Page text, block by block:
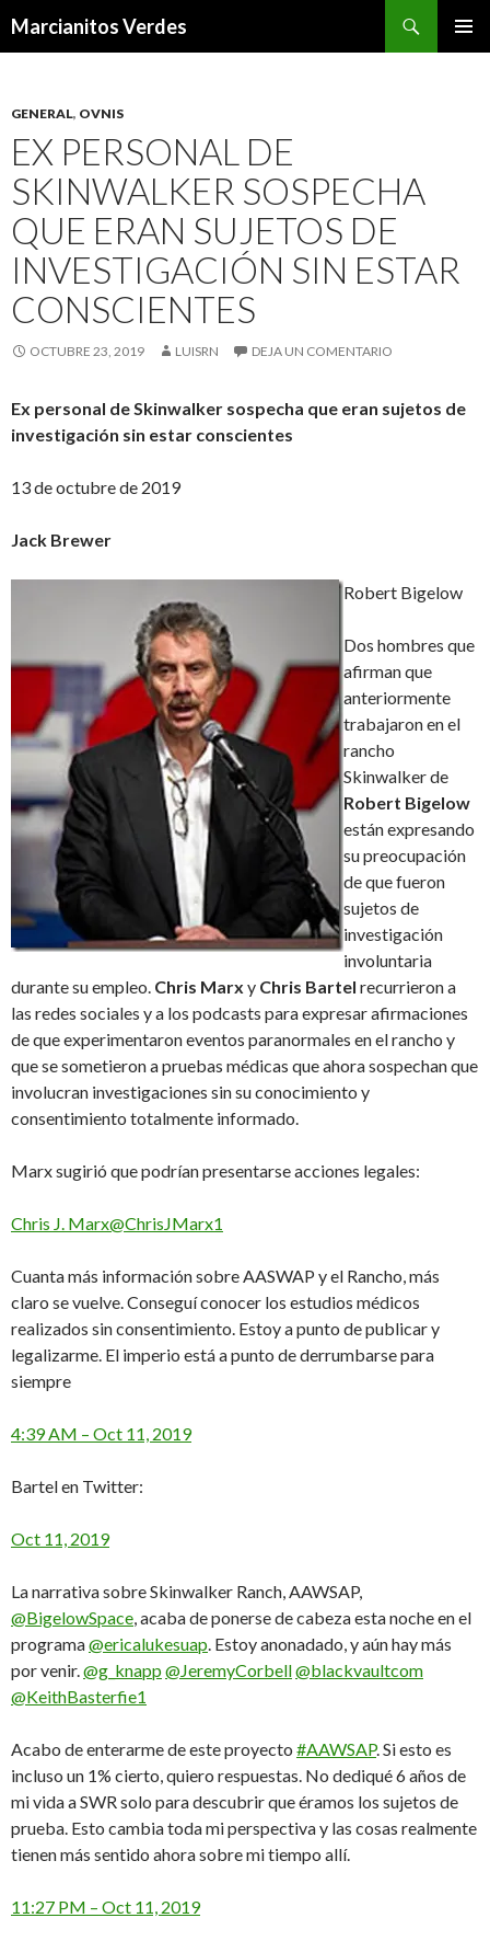
Marcianitos Verdes
GENERAL, OVNIS
EX PERSONAL DE
SKINWALKER SOSPECHA
QUE ERAN SUJETOS DE
INVESTIGACIÓN SIN ESTAR
CONSCIENTES
OCTUBRE 23, 2019 LUISRN DEJA UN COMENTARIO
Ex personal de Skinwalker sospecha que eran sujetos de
investigación sin estar conscientes
13 de octubre de 2019
Jack Brewer
Robert Bigelow
Dos hombres que
afirman que
anteriormente
trabajaron en el
rancho
Skinwalker de
Robert Bigelow
están expresando
su preocupación
de que fueron
sujetos de
investigación
involuntaria
durante su empleo. Chris Marx y Chris Bartel recurrieron a
las redes sociales y a los podcasts para expresar afirmaciones
de que experimentaron eventos paranormales en el rancho y
que se sometieron a pruebas médicas que ahora sospechan que
involucran investigaciones sin su conocimiento y
consentimiento totalmente informado.
Marx sugirió que podrían presentarse acciones legales:
Chris J. Marx@ChrisJMarx1
Cuanta más información sobre AASWAP y el Rancho, más
claro se vuelve. Conseguí conocer los estudios médicos
realizados sin consentimiento. Estoy a punto de publicar y
legalizarme. El imperio está a punto de derrumbarse para
siempre
4:39 AM – Oct 11, 2019
Bartel en Twitter:
Oct 11, 2019
La narrativa sobre Skinwalker Ranch, AAWSAP,
@BigelowSpace, acaba de ponerse de cabeza esta noche en el
programa@ericalukesuap. Estoy anonadado, y aún hay más
por venir.@g_knapp @JeremyCorbell@blackvaultcom
@KeithBasterfie1
Acabo de enterarme de este proyecto #AAWSAP. Si esto es
incluso un 1% cierto, quiero respuestas. No dediqué 6 años de
mi vida a SWR solo para descubrir que éramos los sujetos de
prueba. Esto cambia toda mi perspectiva y las cosas realmente
tienen más sentido ahora sobre mi tiempo allí.
11:27 PM – Oct 11, 2019